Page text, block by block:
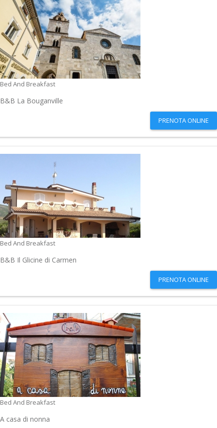
Bed And Breakfast
B&B La Bouganville
PRENOTA ONLINE
Bed And Breakfast
B&B Il Glicine di Carmen
PRENOTA ONLINE
Bed And Breakfast
A casa di nonna